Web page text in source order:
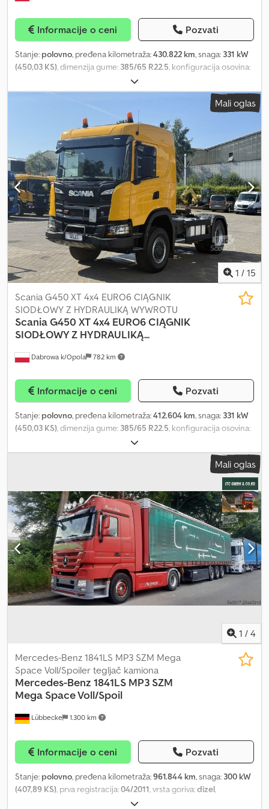
Prodaja isključivo pravnim licima, transport do luke moguć, * Ova
ponuda je neobavezujuća i podložna promenama. * Zadržavamo
unosu. * Pregledi isključivo po dogovoru, * WhatsApp
Informacije o ceni Pozvati
Stanje: polovno, pređena kilometraža:430.822 km, snaga: 331 kW
(450,03 KS), dimenzija gume: 385/65 R22.5, konfiguracija osovina:
3.900 mm
automatski, emisioni razred:Euro 6, suspencija:vazduh, ukupna
, ukupna širina: , ukupna visina:3.700
, Godina proizvodnje: 2020, Oprema:
ABS, centralno
zaključavanje, diferencijalna blokada, električno podesivo
ogledalo, električno podešavanje prozora, klima uređaj,
tempomat, = Dodatne opcije i oprema = - Grejanje - Klima uređaj
- Radio - Klizni ili panoramski krov - Suncobran = Dodatne
informacije = Vešanje: Vazdušno vešanje Osovina 1: Dimenzija
pneumatika: 385/65 R22.5 Osovina 2: Dimenzija pneumatika: 315/80
R 22.5 Prazna masa: 8.750 kg Nosivost: 9.250 kg Dcjdpfxsy Tvmgs
Adyok Dozvoljena ukupna masa: 18.000 kg
Mali oglas
1 / 15
Dabrowa k/Opola 782 km
Scania G450 XT 4x4 EURO6 CIĄGNIK
SIODŁOWY Z HYDRAULIKĄ WYWROTU
ScaniaG450 XT 4x4 EURO6 CIĄGNIK
SIODŁOWY Z HYDRAULIKĄ...
Informacije o ceni Pozvati
Stanje: polovno, pređena kilometraža:412.604 km, snaga: 331 kW
(450,03 KS), dimenzija gume: 385/65 R22.5, konfiguracija osovina:
3.900 mm
automatski, emisioni razred:Euro 6, suspencija:vazduh, ukupna
, ukupna visina:3.700
zaključavanje, diferencijalna blokada, električno podesivo
ogledalo, električno podešavanje prozora, klima uređaj,
kontrola proklizavanja, tempomat
, = Dodatne opcije i oprema = -
Grejanje - Klima uređaj - Radio - Klizni ili panoramski krov - Senzor
za sunce = Dodatne informacije = Vešanje: vazdušno vešanje
Osovina 1: Dimenzije pneumatika: 385/65 R22.5; Kočnice: disk
kočnice Osovina 2: Dimenzije pneumatika: 315/80 R 22.5 Dcsdpezf
U Spofx Adysk Prazna masa: 8.750 kg Nosivost: 9.250 kg Dozvoljena
ukupna masa: 18.000 kg
Mali oglas
1 / 4
Lübbecke 1.300 km
Mercedes-Benz 1841LS MP3 SZM Mega
Space Voll/Spoiler tegljač kamiona
Mercedes-Benz 1841LS MP3 SZM
Mega Space Voll/Spoil
Informacije o ceni Pozvati
Stanje: polovno, pređena kilometraža:961.844 km, snaga: 300 kW
(407,89 KS) , prva registracija:04/2011 , vrsta goriva:dizel
, gorivo:dizel